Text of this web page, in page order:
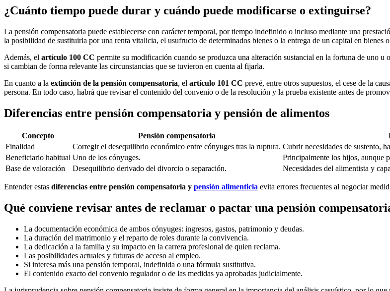
¿Cuánto tiempo puede durar y cuándo puede modificarse o extinguirse?
La pensión compensatoria puede establecerse con carácter temporal, por tiempo indefinido o incluso mediante una
la posibilidad de sustituirla por una renta vitalicia, el usufructo de determinados bienes o la entrega de un capital en bienes
Además, el artículo 100 CC permite su modificación cuando se produzca una alteración sustancial en la fortuna de uno u
si cambian de forma relevante las circunstancias que se tuvieron en cuenta al fijarla.
En cuanto a la extinción de la pensión compensatoria, el artículo 101 CC prevé, entre otros supuestos, el cese de la
persona. En todo caso, habrá que revisar el contenido del convenio o de la resolución y la prueba existente antes de
Diferencias entre pensión compensatoria y pensión de alimentos
Concepto Pensión compensatoria
Finalidad
Corregir el desequilibrio económico entre cónyuges tras la ruptura. Cubrir necesidades de sustento,
Beneficiario habitual Uno de los cónyuges.
Principalmente los hijos, aunque
Base de valoración
Desequilibrio derivado del divorcio o separación. Necesidades del alimentista y
Entender estas diferencias entre pensión compensatoria y pensión alimenticia evita errores frecuentes al negociar
Qué conviene revisar antes de reclamar o pactar una pensión
La documentación económica de ambos cónyuges: ingresos, gastos, patrimonio y deudas.
La duración del matrimonio y el reparto de roles durante la convivencia.
La dedicación a la familia y su impacto en la carrera profesional de quien reclama.
Las posibilidades actuales y futuras de acceso al empleo.
Si interesa más una pensión temporal, indefinida o una fórmula sustitutiva.
El contenido exacto del convenio regulador o de las medidas ya aprobadas judicialmente.